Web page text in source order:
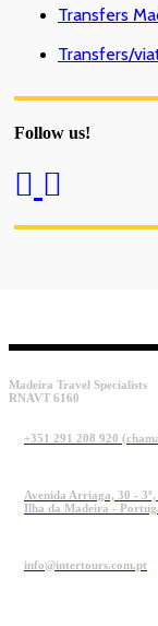
Transfers
Transfers/
Follow us!
Madeira Travel Specialists
RNAVT 6160
+351 291 208 920
Avenida Arriaga, 30 -
Ilha da Madeira -
info@intertours.com.pt